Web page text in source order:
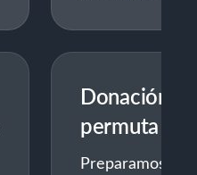
Donación o
permuta
Preparamos los